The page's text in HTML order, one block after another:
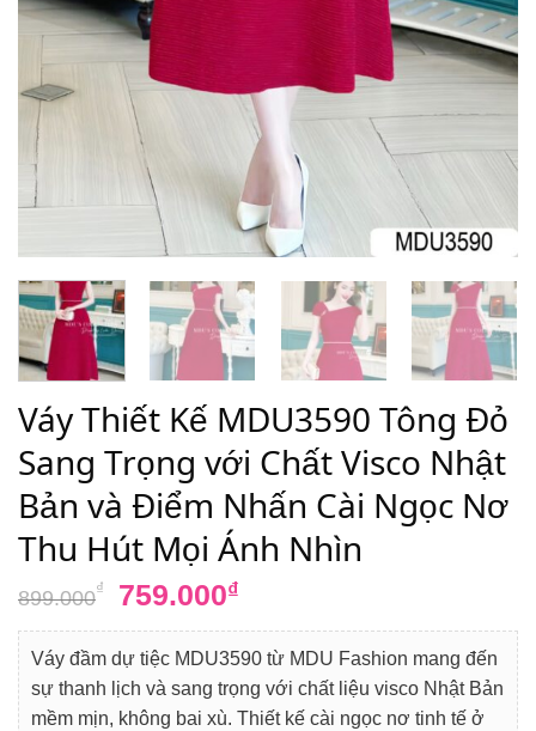
Váy Thiết Kế MDU3590 Tông Đỏ
Sang Trọng với Chất Visco Nhật
Bản và Điểm Nhấn Cài Ngọc Nơ
Thu Hút Mọi Ánh Nhìn
899.000₫
Giá
là:
899.000₫.
759.000₫
tại
là:
759.000₫.
Váy đầm dự tiệc MDU3590 từ MDU Fashion mang đến
sự thanh lịch và sang trọng với chất liệu visco Nhật Bản
mềm mịn, không bai xù. Thiết kế cài ngọc nơ tinh tế ở